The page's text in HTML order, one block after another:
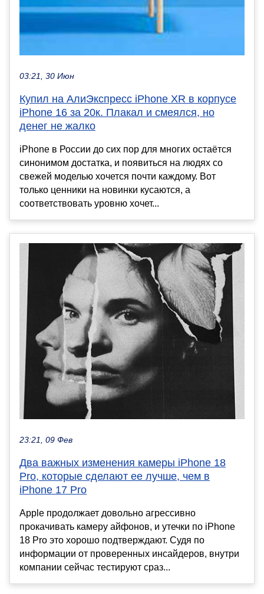
03:21, 30 Июн
Купил на АлиЭкспресс iPhone XR в корпусе
iPhone 16 за 20к. Плакал и смеялся, но
денег не жалко
iPhone в России до сих пор для многих остаётся
синонимом достатка, и появиться на людях со
свежей моделью хочется почти каждому. Вот
только ценники на новинки кусаются, а
соответствовать уровню хочет...
23:21, 09 Фев
Два важных изменения камеры iPhone 18
Pro, которые сделают ее лучше, чем в
iPhone 17 Pro
Apple продолжает довольно агрессивно
прокачивать камеру айфонов, и утечки по iPhone
18 Pro это хорошо подтверждают. Судя по
информации от проверенных инсайдеров, внутри
компании сейчас тестируют сраз...